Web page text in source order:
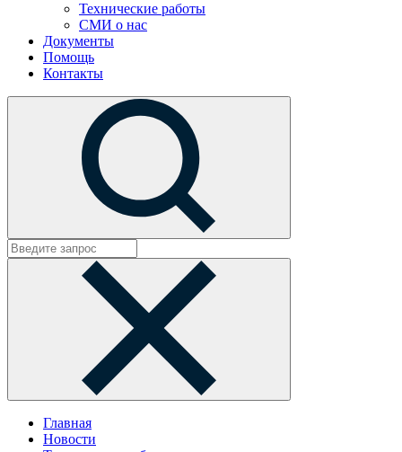
Технические работы
СМИ о нас
Документы
Помощь
Контакты
Главная
Новости